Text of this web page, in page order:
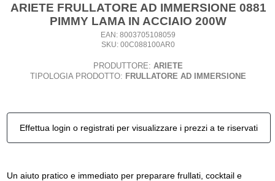
ARIETE FRULLATORE AD IMMERSIONE 0881
PIMMY LAMA IN ACCIAIO 200W
EAN: 8003705108059
SKU: 00C088100AR0
PRODUTTORE: ARIETE
TIPOLOGIA PRODOTTO: FRULLATORE AD IMMERSIONE
Effettua login o registrati per visualizzare i prezzi a te riservati
Un aiuto pratico e immediato per preparare frullati, cocktail e